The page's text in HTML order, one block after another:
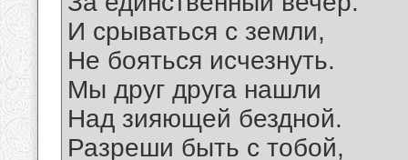
И срываться с земли,
Не бояться исчезнуть.
Мы друг друга нашли
Над зияющей бездной.
Разреши быть с тобой,